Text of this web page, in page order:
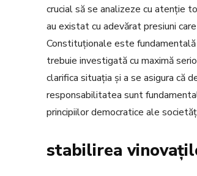
crucial să se analizeze cu atenție
au existat cu adevărat presiuni
Constituționale este
trebuie investigată cu maximă
clarifica situația și a se asigura că
responsabilitatea sunt
principiilor democratice ale
stabilirea